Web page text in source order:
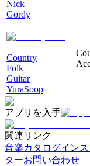
Nick
Gordy
Country
Folk
Guitar
YuraSoop
アプリを入手
関連リンク
音楽カタログイン
ターお問い合わせ